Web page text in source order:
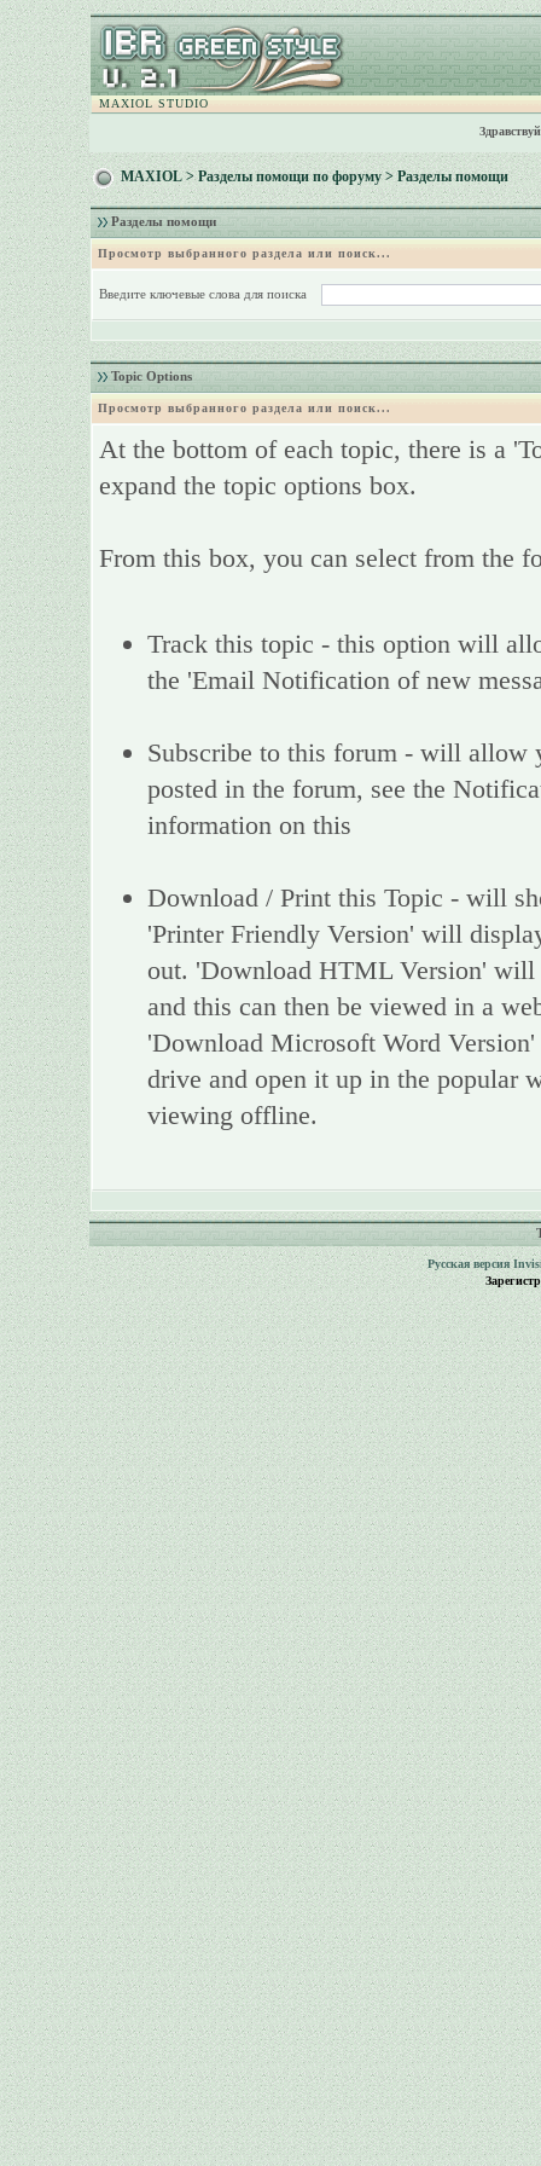
MAXIOL STUDIO
MAXIOL>Разделы помощи по форуму> Разделы помощи
Разделы помощи
Просмотр выбранного раздела или поиск...
Введите ключевые слова для поиска
Topic Options
Просмотр выбранного раздела или поиск...
At the bottom of each topic, there is a
expand the topic options box.
From this box, you can select from the
Track this topic - this option will
the 'Email Notification of new
Subscribe to this forum - will allow
posted in the forum, see the
information on this
Download / Print this Topic - will
'Printer Friendly Version' will
out. 'Download HTML Version'
and this can then be viewed in a
'Download Microsoft Word
drive and open it up in the popular
viewing offline.
Русская версия